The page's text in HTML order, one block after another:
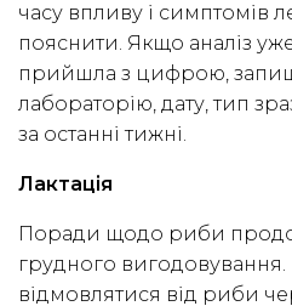
часу впливу і симптомів
пояснити. Якщо аналіз
прийшла з цифрою,
лабораторію, дату, тип
за останні тижні.
Лактація
Поради щодо риби
грудного вигодовування.
відмовлятися від риби